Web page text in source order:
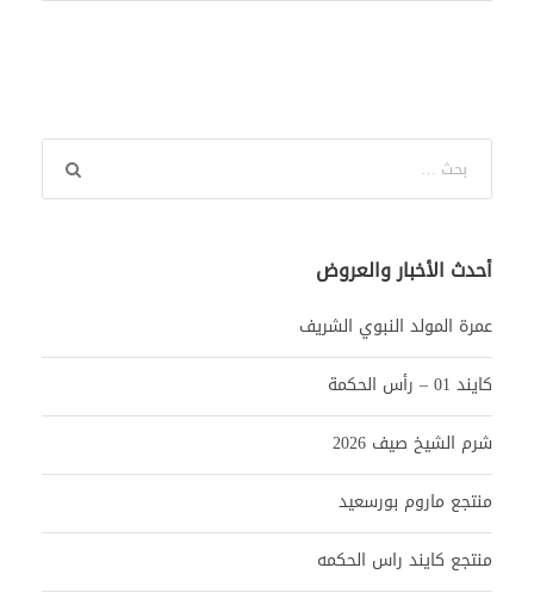
أحدث الأخبار والعروض
عمرة المولد النبوي الشريف
كايند 01 – رأس الحكمة
شرم الشيخ صيف 2026
منتجع ماروم بورسعيد
منتجع كايند راس الحكمه